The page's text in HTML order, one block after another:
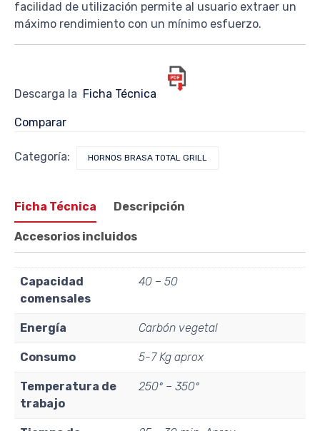
facilidad de utilización permite al usuario extraer un
máximo rendimiento con un mínimo esfuerzo.
Descarga la Ficha Técnica
Comparar
Categoría: HORNOS BRASA TOTAL GRILL
Ficha Técnica Descripción
Accesorios incluidos
Capacidad
comensales
40 – 50
Energía Carbón vegetal
Consumo 5-7 Kg aprox
Temperatura de
trabajo
250º – 350º